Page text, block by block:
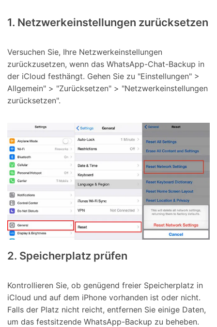
1. Netzwerkeinstellungen zurücksetzen
Versuchen Sie, Ihre Netzwerkeinstellungen
zurückzusetzen, wenn das WhatsApp-Chat-Backup in
der iCloud festhängt. Gehen Sie zu "Einstellungen" >
Allgemein" > "Zurücksetzen" > "Netzwerkeinstellungen
zurücksetzen".
2. Speicherplatz prüfen
Kontrollieren Sie, ob genügend freier Speicherplatz in
iCloud und auf dem iPhone vorhanden ist oder nicht.
Falls der Platz nicht reicht, entfernen Sie einige Daten,
um das festsitzende WhatsApp-Backup zu beheben.